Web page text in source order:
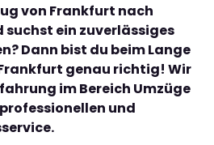
von Frankfurt nach
suchst ein zuverlässiges
Dann bist du beim Lange
genau richtig! Wir
im Bereich Umzüge
und